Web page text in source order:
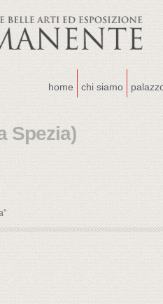
home chi siamo
Spezia)